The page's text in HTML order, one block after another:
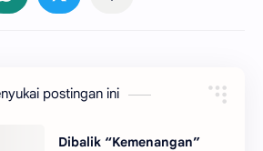
postingan ini
Dibalik “Kemenangan”